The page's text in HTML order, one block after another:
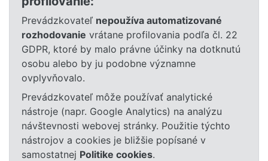
Prevádzkovateľ nepoužíva automatizované
rozhodovanie vrátane profilovania podľa čl. 22
GDPR, ktoré by malo právne účinky na dotknutú
osobu alebo by ju podobne významne
ovplyvňovalo.
Prevádzkovateľ môže používať analytické
nástroje (napr. Google Analytics) na analýzu
návštevnosti webovej stránky. Použitie týchto
nástrojov a cookies je bližšie popísané v
samostatnej Politike cookies.